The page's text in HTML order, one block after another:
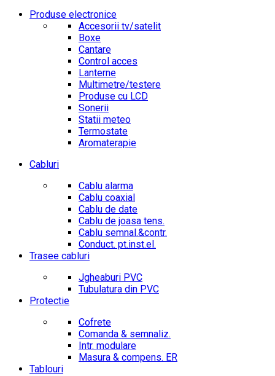
Produse electronice
Accesorii tv/satelit
Boxe
Cantare
Control acces
Lanterne
Multimetre/testere
Produse cu LCD
Sonerii
Statii meteo
Termostate
Aromaterapie
Cabluri
Cablu alarma
Cablu coaxial
Cablu de date
Cablu de joasa tens.
Cablu semnal.&contr.
Conduct. pt.inst.el.
Trasee cabluri
Jgheaburi PVC
Tubulatura din PVC
Protectie
Cofrete
Comanda & semnaliz.
Intr. modulare
Masura & compens. ER
Tablouri